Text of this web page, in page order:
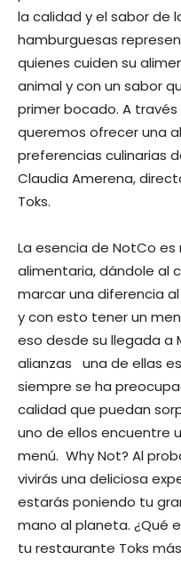
la calidad y el sabor de
hamburguesas
quienes cuiden su
animal y con un sabor
primer bocado. A
queremos ofrecer una
preferencias culinarias
Claudia Amerena,
Toks.
La esencia de NotCo
alimentaria, dándole al
marcar una diferencia
y con esto tener un
eso desde su llegada a
alianzas una de ellas
siempre se ha
calidad que puedan
uno de ellos encuentre
menú. Why Not? Al
vivirás una deliciosa
estarás poniendo tu
mano al planeta. ¿Qué
tu restaurante Toks